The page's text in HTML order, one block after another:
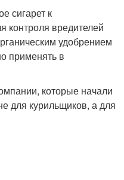
сигарет к
контроля вредителей
удобрением
применять в
которые начали
для курильщиков, а для